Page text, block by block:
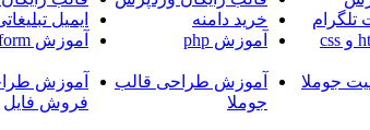
خرید دامنه ایمیل
آموزش php آموزش rsform جوملا
جوملا
آموزش طراحی قالب
جوملا
آموزش
فروش فایل